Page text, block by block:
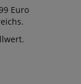
Euro